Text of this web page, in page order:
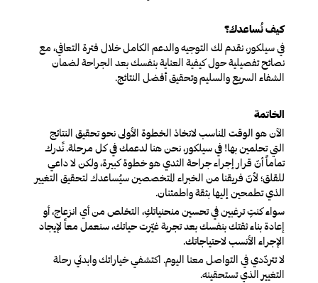
كيف نُساعدك؟
في سيلكور، نقدم لك التوجيه والدعم الكامل خلال فترة التعافي، مع
نصائح تفصيلية حول كيفية العناية بنفسك بعد الجراحة لضمان
الشفاء السريع والسليم وتحقيق أفضل النتائج.
الخاتمة
الآن هو الوقت المناسب لاتخاذ الخطوة الأولى نحو تحقيق النتائج
التي تحلمين بها! في سيلكور، نحن هنا لدعمك في كل مرحلة. نًدرك
تماماً أنّ قرار إجراء جراحة الثدي هو خطوة كبيرة، ولكن لا داعي
للقلق؛ لأنّ فريقنا من الخبراء المتخصصين سيُساعدك لتحقيق التغيير
الذي تطمحين إليها بثقة واطمئنان.
سواء كنتِ ترغبين في تحسين منحنياتكِ، التخلص من أي انزعاج، أو
إعادة بناء ثقتك بنفسك بعد تجربة غيّرت حياتك، سنعمل معاً لإيجاد
الإجراء الأنسب لاحتياجاتك.
لا تتردّدي في التواصل معنا اليوم. اكتشفي خياراتك وابدئي رحلة
التغيير الذي تستحقينه.